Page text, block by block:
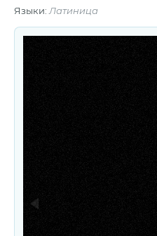
Языки: Латиница